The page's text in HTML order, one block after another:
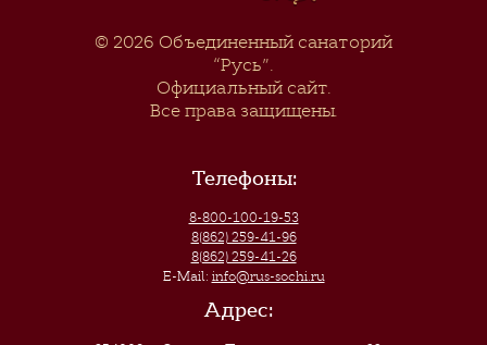
© 2026 Объединенный санаторий
“Русь”.
Официальный сайт.
Все права защищены.
Телефоны:
8-800-100-19-53
8(862) 259-41-96
8(862) 259-41-26
E-Mail: info@rus-sochi.ru
Адрес: